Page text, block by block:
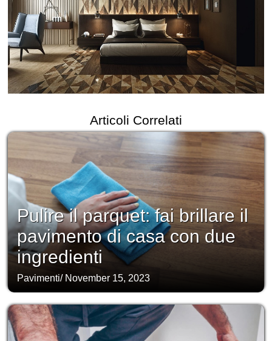
Articoli Correlati
Pulire il parquet: fai brillare il
pavimento di casa con due
ingredienti
Pavimenti/ November 15, 2023